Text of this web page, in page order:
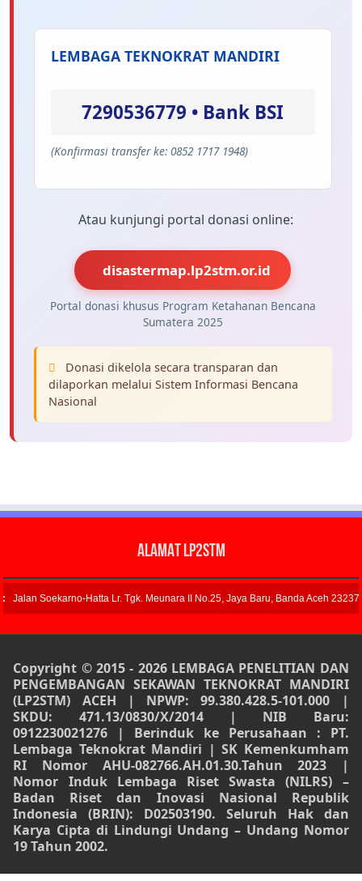
LEMBAGA TEKNOKRAT MANDIRI
7290536779 • Bank BSI
(Konfirmasi transfer ke: 0852 1717 1948)
Atau kunjungi portal donasi online:
disastermap.lp2stm.or.id
Portal donasi khusus Program Ketahanan Bencana
Sumatera 2025
Donasi dikelola secara transparan dan
dilaporkan melalui Sistem Informasi Bencana
Nasional
ALAMAT LP2STM
II No.25, Jaya Baru, Banda Aceh 23237 | BADAN RISET INOVASI DAN
Copyright © 2015 - 2026 LEMBAGA PENELITIAN DAN
PENGEMBANGAN SEKAWAN TEKNOKRAT MANDIRI
(LP2STM) ACEH | NPWP: 99.380.428.5-101.000 |
SKDU: 471.13/0830/X/2014 | NIB Baru:
0912230021276 | Berinduk ke Perusahaan : PT.
Lembaga Teknokrat Mandiri | SK Kemenkumham
RI Nomor AHU-082766.AH.01.30.Tahun 2023 |
Nomor Induk Lembaga Riset Swasta (NILRS) –
Badan Riset dan Inovasi Nasional Republik
Indonesia (BRIN): D02503190. Seluruh Hak dan
Karya Cipta di Lindungi Undang – Undang Nomor
19 Tahun 2002.